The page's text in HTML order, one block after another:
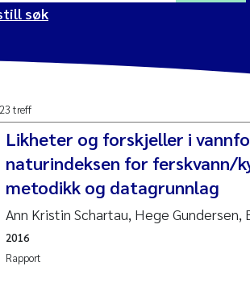
2025
2024
2022
Yan Lin
Kristina Øie Kvile
Areti Balkoni
søk
treff
Likheter og forskjeller i
naturindeksen for ferskvann/
metodikk og datagrunnlag
Ann Kristin Schartau, Hege Gundersen,
Rapport
2016